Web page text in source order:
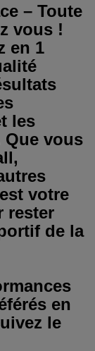
– Toute
vous !
en 1
les
Que vous
votre
rester
de la
en
le